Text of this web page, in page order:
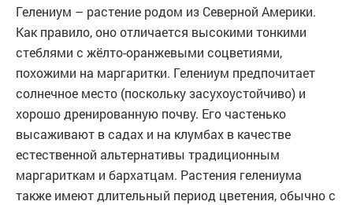
Гелениум – растение родом из Северной Америки.
Как правило, оно отличается высокими тонкими
стеблями с жёлто-оранжевыми соцветиями,
похожими на маргаритки. Гелениум предпочитает
солнечное место (поскольку засухоустойчиво) и
хорошо дренированную почву. Его частенько
высаживают в садах и на клумбах в качестве
естественной альтернативы традиционным
маргариткам и бархатцам. Растения гелениума
также имеют длительный период цветения, обычно с